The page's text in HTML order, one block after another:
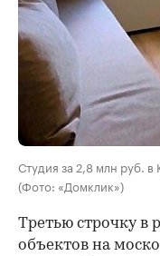
Студия за 2,8 млн руб. в
(Фото: «Домклик»)
Третью строчку в
объектов на